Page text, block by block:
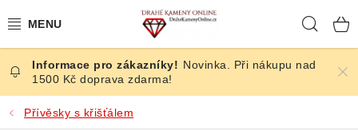
na
ČESKÉ KAMENY
ŠPERKY
Novinka. Při nákupu nad
1500 Kč doprava zdarma!
Přívěsky s křišťálem